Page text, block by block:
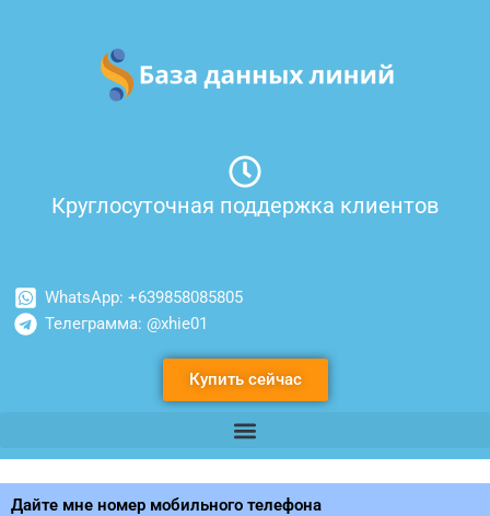
содержимому
Круглосуточная поддержка клиентов
WhatsApp: +639858085805
Телеграмма: @xhie01
Купить сейчас
Дайте мне номер мобильного телефона